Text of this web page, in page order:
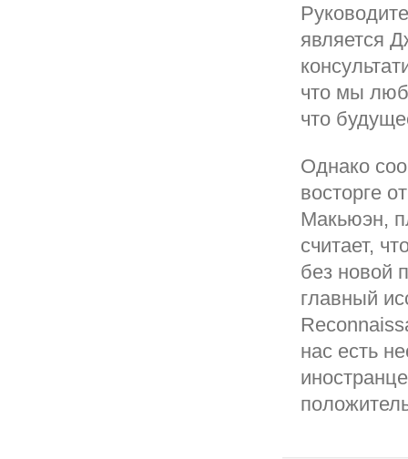
является
что мы
что
Однако
восторге
Макьюэн,
считает,
без новой
главный
нас есть